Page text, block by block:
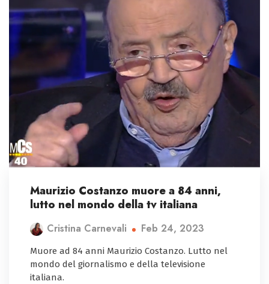
Maurizio Costanzo muore a 84 anni,
lutto nel mondo della tv italiana
Cristina Carnevali Feb 24, 2023
Muore ad 84 anni Maurizio Costanzo. Lutto nel
mondo del giornalismo e della televisione
italiana.